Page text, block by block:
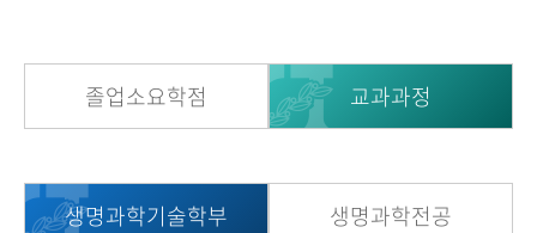
졸업소요학점 교과과정
생명과학기술학부 생명과학전공